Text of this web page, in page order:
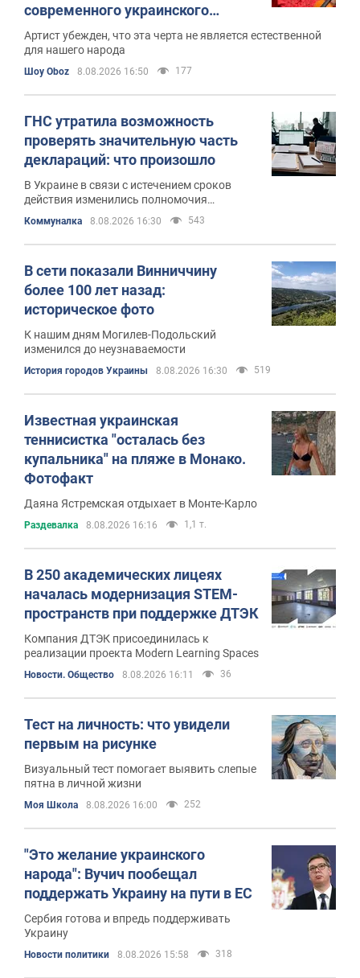
современного украинского
общества, от которого
необходимо избавиться
Артист убежден, что эта черта не является естественной
для нашего народа
Шоу Oboz 8.08.2026 16:50 177
ГНС утратила возможность
проверять значительную часть
деклараций: что произошло
В Украине в связи с истечением сроков
действия изменились полномочия
Коммуналка 8.08.2026 16:30 543
В сети показали Винниччину
более 100 лет назад:
историческое фото
К нашим дням Могилев-Подольский
изменился до неузнаваемости
История городов Украины 8.08.2026 16:30 519
Известная украинская
теннисистка "осталась без
купальника" на пляже в Монако.
Фотофакт
Даяна Ястремская отдыхает в Монте-Карло
Раздевалка 8.08.2026 16:16 1,1 т.
В 250 академических лицеях
началась модернизация STEM-
пространств при поддержке ДТЭК
Компания ДТЭК присоединилась к
реализации проекта Modern Learning Spaces
Новости. Общество 8.08.2026 16:11 36
Тест на личность: что увидели
первым на рисунке
Визуальный тест помогает выявить слепые
пятна в личной жизни
Моя Школа 8.08.2026 16:00 252
"Это желание украинского
народа": Вучич пообещал
поддержать Украину на пути в ЕС
Сербия готова и впредь поддерживать
Украину
Новости политики 8.08.2026 15:58 318